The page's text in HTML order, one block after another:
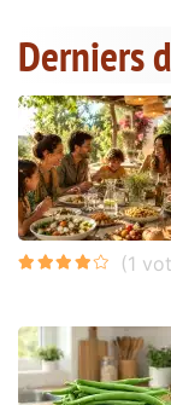
Derniers